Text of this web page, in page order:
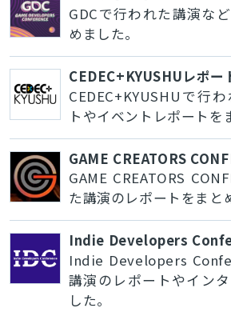
GDCで行われた講演な
めました。
CEDEC+KYUSHUレポー
CEDEC+KYUSHUで行
トやイベントレポートを
GAME CREATORS
GAME CREATORS
た講演のレポートをまと
Indie Developers
Indie Developers
講演のレポートやイン
した。